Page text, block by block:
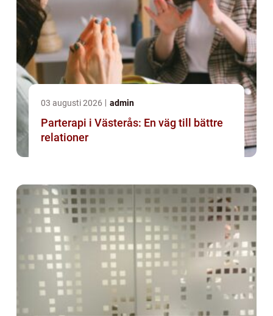
03 augusti 2026 admin
Parterapi i Västerås: En väg till bättre
relationer